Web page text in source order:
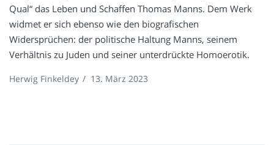
Qual“ das Leben und Schaffen Thomas Manns. Dem Werk
widmet er sich ebenso wie den biografischen
Widersprüchen: der politische Haltung Manns, seinem
Verhältnis zu Juden und seiner unterdrückte Homoerotik.
Herwig Finkeldey / 13. März 2023